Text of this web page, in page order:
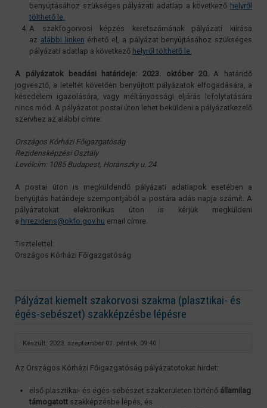
benyújtásához szükséges pályázati adatlap a következő helyről
tölthető le.
A szakfogorvosi képzés keretszámának pályázati kiírása
az alábbi linken érhető el, a pályázat benyújtásához szükséges
pályázati adatlap a következő helyről tölthető le.
A pályázatok beadási határideje: 2023. október 20. A határidő
jogvesztő, a leteltét követően benyújtott pályázatok elfogadására, a
késedelem igazolására, vagy méltányossági eljárás lefolytatására
nincs mód. A pályázatot postai úton lehet beküldeni a pályázatkezelő
szervhez az alábbi címre:
Országos Kórházi Főigazgatóság
Rezidensképzési Osztály
Levélcím: 1085 Budapest, Horánszky u. 24.
A postai úton is megküldendő pályázati adatlapok esetében a
benyújtás határideje szempontjából a postára adás napja számít. A
pályázatokat elektronikus úton is kérjük megküldeni
a hrrezidens@okfo.gov.hu email címre.
Tisztelettel:
Országos Kórházi Főigazgatóság
Pályázat kiemelt szakorvosi szakma (plasztikai- és
égés-sebészet) szakképzésbe lépésre
Készült: 2023. szeptember 01. péntek, 09:40
Az Országos Kórházi Főigazgatóság pályázatotokat hirdet:
első plasztikai- és égés-sebészet szakterületen történő államilag
támogatott szakképzésbe lépés, és